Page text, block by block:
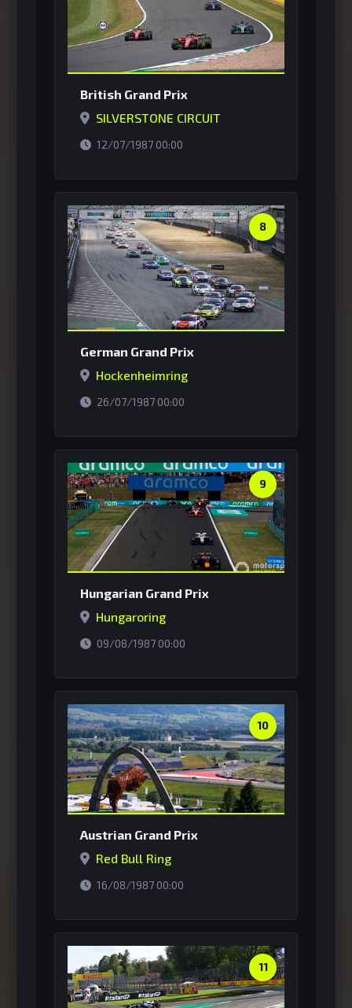
British Grand Prix
SILVERSTONE CIRCUIT
12/07/1987 00:00
8
German Grand Prix
Hockenheimring
26/07/1987 00:00
9
Hungarian Grand Prix
Hungaroring
09/08/1987 00:00
10
Austrian Grand Prix
Red Bull Ring
16/08/1987 00:00
11